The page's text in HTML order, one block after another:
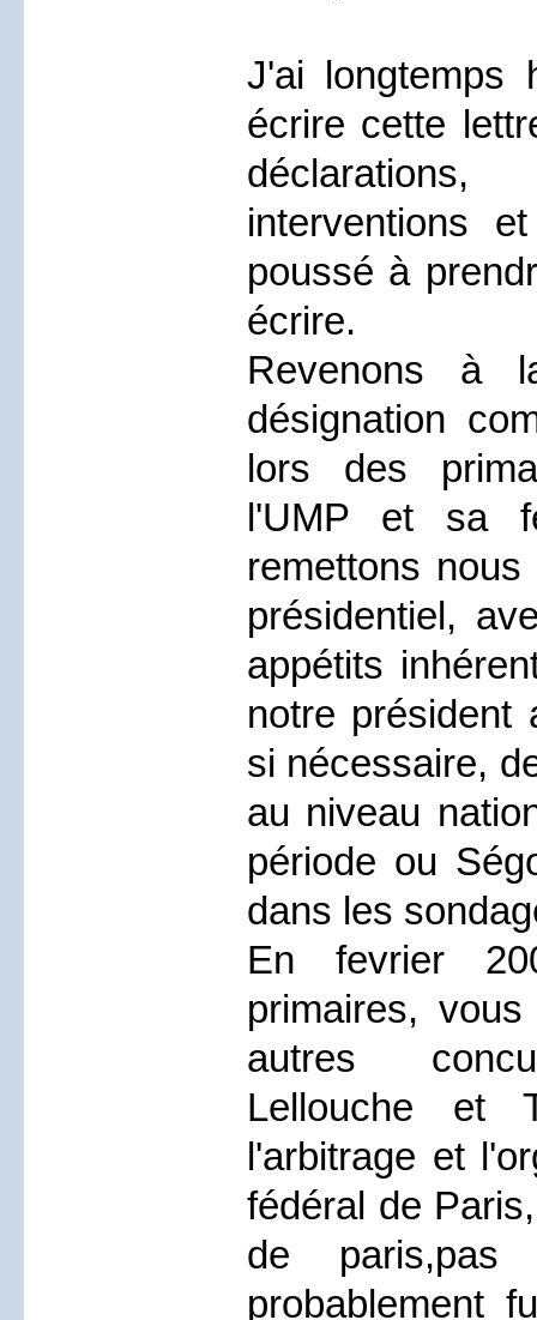
J'ai longtemps
écrire cette
interventions
poussé à
écrire.
Revenons à
désignation
lors des
l'UMP et sa
remettons
présidentiel,
appétits
notre président
si nécessaire,
au niveau
période ou
dans les
En fevrier
primaires,
autres
Lellouche et
l'arbitrage et
fédéral de
de
probablement